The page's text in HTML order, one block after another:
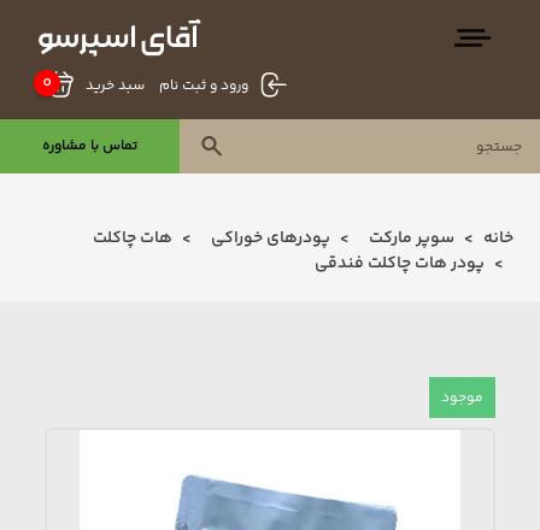
ورود و ثبت نام 0 سبد خرید
تماس با مشاوره
خانه سوپر مارکت پودرھای خوراکی
ھات چاکلت
پودر هات چاکلت فندقی
موجود